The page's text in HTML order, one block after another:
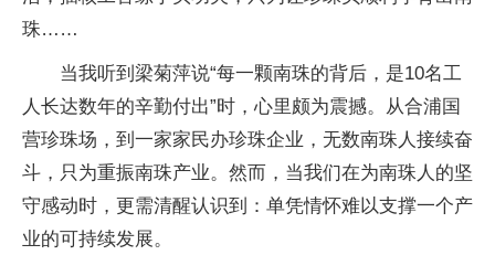
珠……
当我听到梁菊萍说“每一颗南珠的背后，是10名工
人长达数年的辛勤付出”时，心里颇为震撼。从合浦国
营珍珠场，到一家家民办珍珠企业，无数南珠人接续奋
斗，只为重振南珠产业。然而，当我们在为南珠人的坚
守感动时，更需清醒认识到：单凭情怀难以支撑一个产
业的可持续发展。